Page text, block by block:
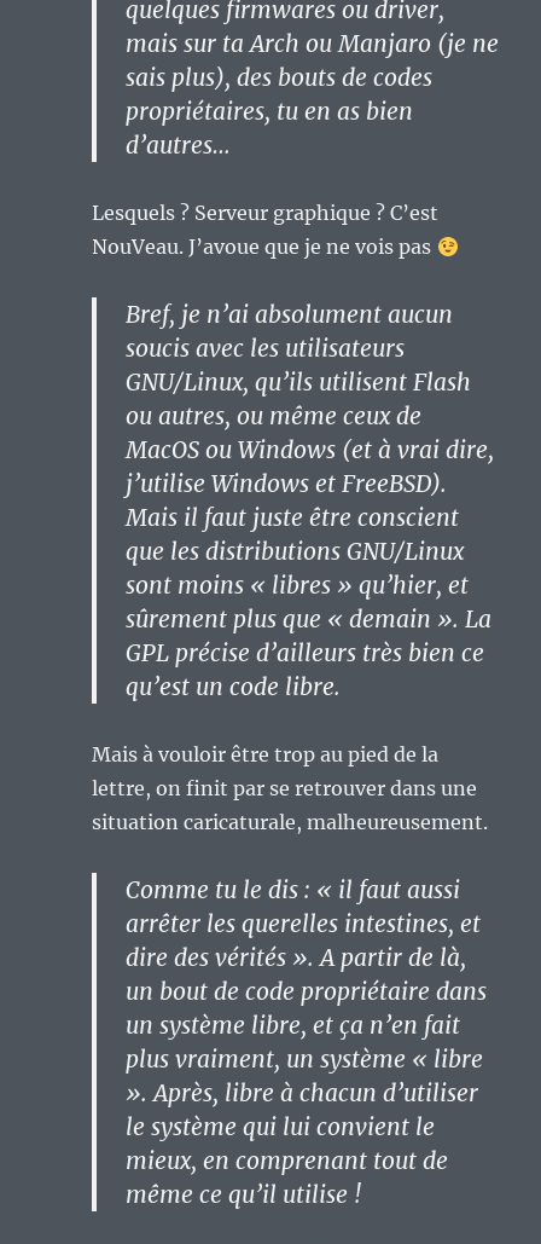
quelques firmwares ou driver,
mais sur ta Arch ou Manjaro (je ne
sais plus), des bouts de codes
propriétaires, tu en as bien
d’autres…
Lesquels ? Serveur graphique ? C’est
NouVeau. J’avoue que je ne vois pas
Bref, je n’ai absolument aucun
soucis avec les utilisateurs
GNU/Linux, qu’ils utilisent Flash
ou autres, ou même ceux de
MacOS ou Windows (et à vrai dire,
j’utilise Windows et FreeBSD).
Mais il faut juste être conscient
que les distributions GNU/Linux
sont moins « libres » qu’hier, et
sûrement plus que « demain ». La
GPL précise d’ailleurs très bien ce
qu’est un code libre.
Mais à vouloir être trop au pied de la
lettre, on finit par se retrouver dans une
situation caricaturale, malheureusement.
Comme tu le dis : « il faut aussi
arrêter les querelles intestines, et
dire des vérités ». A partir de là,
un bout de code propriétaire dans
un système libre, et ça n’en fait
plus vraiment, un système « libre
». Après, libre à chacun d’utiliser
le système qui lui convient le
mieux, en comprenant tout de
même ce qu’il utilise !